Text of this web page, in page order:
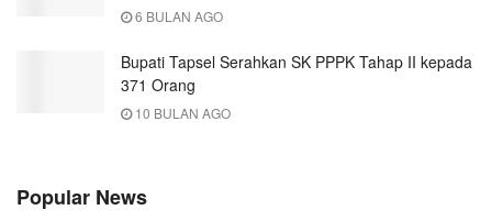
6 BULAN AGO
Bupati Tapsel Serahkan SK PPPK Tahap II kepada
371 Orang
10 BULAN AGO
Popular News